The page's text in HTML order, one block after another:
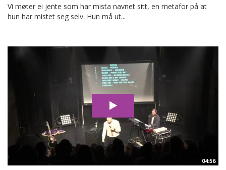
Vi møter ei jente som har mista navnet sitt, en metafor på at
hun har mistet seg selv. Hun må ut...
04:56